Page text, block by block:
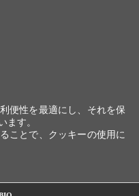
便性を最適にし、それを保
ます。
ことで、クッキーの使用に